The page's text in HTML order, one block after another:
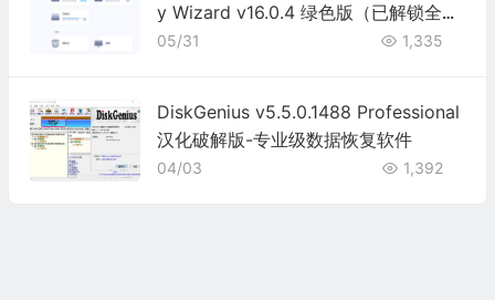
y Wizard v16.0.4 绿色版（已解锁全部
功能）
05/31 1,335
DiskGenius v5.5.0.1488 Professional
汉化破解版-专业级数据恢复软件
04/03 1,392